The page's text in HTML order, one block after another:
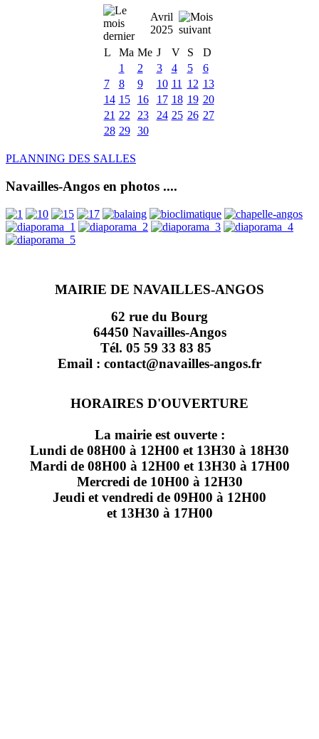
Avril
2025
L
Ma Me J V S
D
1
2 3 4 5
6
7
8 9 10 11 12 13
14 15 16 17 18 19 20
21 22 23 24 25 26 27
28 29 30
PLANNING DES SALLES
Navailles-Angos en photos ....
MAIRIE DE NAVAILLES-ANGOS
62 rue du Bourg
64450 Navailles-Angos
Tél. 05 59 33 83 85
Email : contact@navailles-angos.fr
HORAIRES D'OUVERTURE
La mairie est ouverte :
Lundi de 08H00 à 12H00 et 13H30 à 18H30
Mardi de 08H00 à 12H00 et 13H30 à 17H00
Mercredi de 10H00 à 12H30
Jeudi et vendredi de 09H00 à 12H00
et 13H30 à 17H00